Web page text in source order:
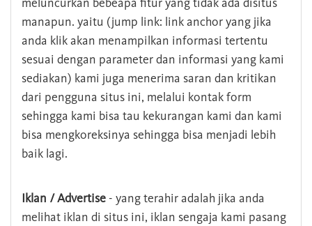
manapun. yaitu (jump link: link anchor yang jika
anda klik akan menampilkan informasi tertentu
sesuai dengan parameter dan informasi yang kami
sediakan) kami juga menerima saran dan kritikan
dari pengguna situs ini, melalui kontak form
sehingga kami bisa tau kekurangan kami dan kami
bisa mengkoreksinya sehingga bisa menjadi lebih
baik lagi.
Iklan / Advertise - yang terahir adalah jika anda
melihat iklan di situs ini, iklan sengaja kami pasang